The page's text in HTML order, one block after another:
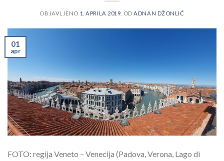
OBJAVLJENO 1. APRILA 2019. ODADNAN DŽONLIĆ
01
apr
FOTO: regija Veneto – Venecija (Padova, Verona, Lago di